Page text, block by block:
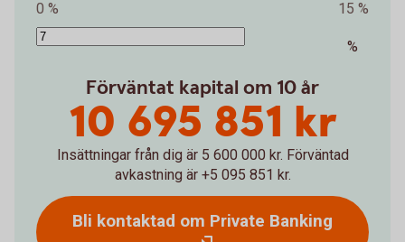
0 % 15 %
%
Förväntat kapital om 10 år
10 695 851 kr
Insättningar från dig är 5 600 000 kr. Förväntad
avkastning är +5 095 851 kr.
Bli kontaktad om Private Banking